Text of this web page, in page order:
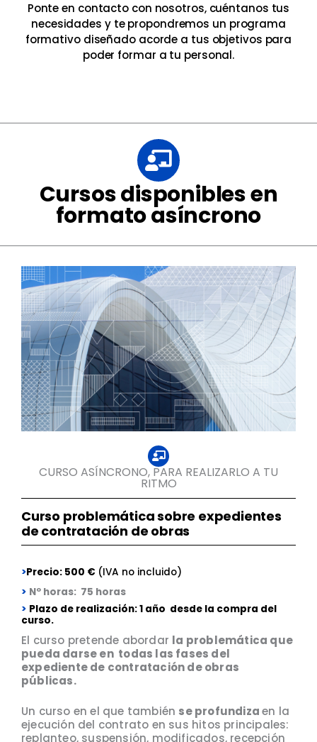
Ponte en contacto con nosotros, cuéntanos tus
necesidades y te propondremos un programa
formativo diseñado acorde a tus objetivos para
poder formar a tu personal.
Cursos disponibles en
formato asíncrono
CURSO ASÍNCRONO, PARA REALIZARLO A TU
RITMO
Curso problemática sobre expedientes
de contratación de obras
>Precio: 500 € (IVA no incluido)
> Nº horas: 75 horas
> Plazo de realización: 1 año desde la compra del
curso.
El curso pretende abordar la problemática que
pueda darse en todas las fases del
expediente de contratación de obras
públicas.
Un curso en el que también se profundizaen la
ejecución del contrato en sus hitos principales:
replanteo, suspensión, modificados, recepción